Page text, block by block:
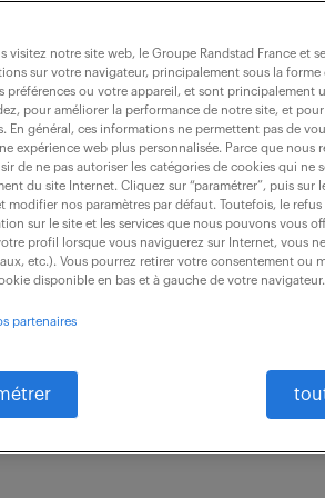
maintenance 2x8 (f/h)
(59) CDI 30 000 €
Chef d'équipe Technique, vos
organisation de son poste
visitez notre site web, le Groupe Randstad France et
sur votre navigateur, principalement sous la
préférences ou votre appareil, et sont principalement
pour améliorer la performance de notre site, et
En général, ces informations ne permettent pas de
expérience web plus personnalisée. Parce que nous
de ne pas autoriser les catégories de cookies qui ne
du site Internet. Cliquez sur “paramétrer”, puis sur
modifier nos paramètres par défaut. Toutefois, le
sur le site et les services que nous pouvons vous
profil lorsque vous naviguerez sur Internet, vous
etc.). Vous pourrez retirer votre consentement ou
disponible en bas et à gauche de votre navigateur.
partenaires